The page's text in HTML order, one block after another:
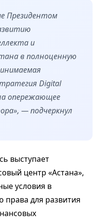
Президентом
и
в полноценную
Digital
опережающее
— подчеркнул
выступает
центр «Астана»,
условия в
права для развития